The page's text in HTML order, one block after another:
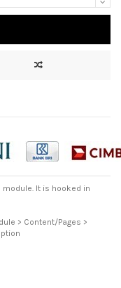
module. It is hooked in
> Content/Pages >